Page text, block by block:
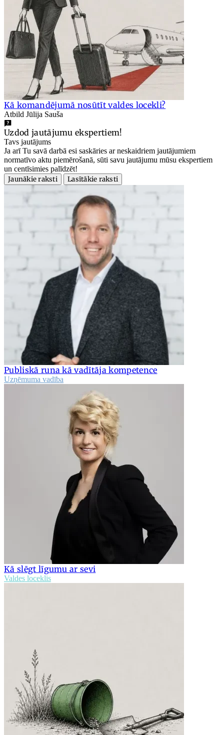
Kā komandējumā nosūtīt valdes locekli?
Atbild Jūlija Sauša
Uzdod jautājumu ekspertiem!
Tavs jautājums
Ja arī Tu savā darbā esi saskāries ar neskaidriem jautājumiem
normatīvo aktu piemērošanā, sūti savu jautājumu mūsu ekspertiem
un centīsimies palīdzēt!
Jaunākie raksti
Lasītākie raksti
Publiskā runa kā vadītāja kompetence
Uzņēmuma vadība
Kā slēgt līgumu ar sevi
Valdes loceklis